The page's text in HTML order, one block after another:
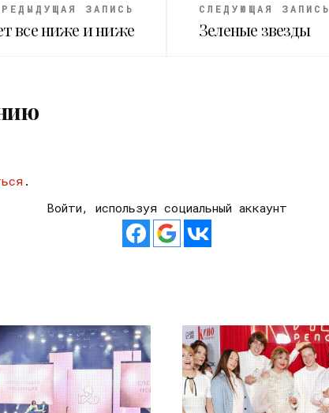
ЗАПИСЬ
все ниже и ниже
СЛЕДУЮЩАЯ ЗАПИСЬ
Зеленые звезды
.
Войти, используя социальный аккаунт